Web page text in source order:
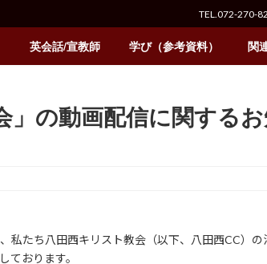
TEL.072-270-
英会話/宣教師 学び（参考資料） 関
」の動画配信に関する
私たち八田西キリスト教会（以下、八田西CC）
ております。